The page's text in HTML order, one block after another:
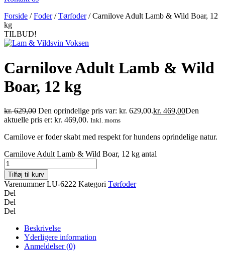
Forside /Foder/Tørfoder/ Carnilove Adult Lamb & Wild Boar, 12
kg
TILBUD!
Carnilove Adult Lamb & Wild
Boar, 12 kg
kr.629,00 Den oprindelige pris var: kr. 629,00.kr. 469,00Den
aktuelle pris er: kr. 469,00. Inkl. moms
Carnilove er foder skabt med respekt for hundens oprindelige natur.
Carnilove Adult Lamb & Wild Boar, 12 kg antal
Tilføj til kurv
VarenummerLU-6222 Kategori Tørfoder
Del
Del
Del
Beskrivelse
Yderligere information
Anmeldelser (0)